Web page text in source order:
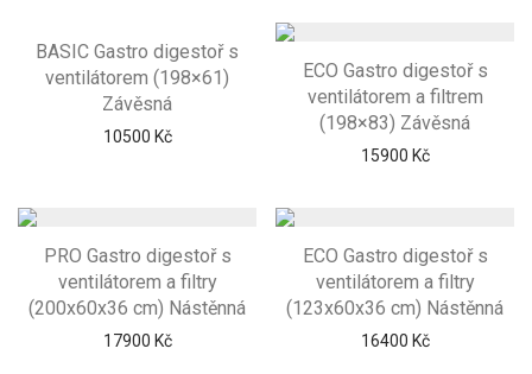
BASIC Gastro digestoř s
ventilátorem (198×61)
Závěsná
10500 Kč
ECO Gastro digestoř s
ventilátorem a filtrem
(198×83) Závěsná
15900 Kč
PRO Gastro digestoř s
ventilátorem a filtry
(200x60x36 cm) Nástěnná
17900 Kč
ECO Gastro digestoř s
ventilátorem a filtry
(123x60x36 cm) Nástěnná
16400 Kč